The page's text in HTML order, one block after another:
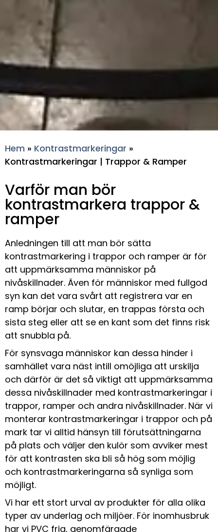
Hem » Kontrastmarkeringar »
Kontrastmarkeringar | Trappor & Ramper
Varför man bör
kontrastmarkera trappor &
ramper
Anledningen till att man bör sätta
kontrastmarkering i trappor och ramper är för
att uppmärksamma människor på
nivåskillnader. Även för människor med fullgod
syn kan det vara svårt att registrera var en
ramp börjar och slutar, en trappas första och
sista steg eller att se en kant som det finns risk
att snubbla på.
För synsvaga människor kan dessa hinder i
samhället vara näst intill omöjliga att urskilja
och därför är det så viktigt att uppmärksamma
dessa nivåskillnader med kontrastmarkeringar i
trappor, ramper och andra nivåskillnader. När vi
monterar kontrastmarkeringar i trappor och på
mark tar vi alltid hänsyn till förutsättningarna
på plats och väljer den kulör som avviker mest
för att kontrasten ska bli så hög som möjlig
och kontrastmarkeringarna så synliga som
möjligt.
Vi har ett stort urval av produkter för alla olika
typer av underlag och miljöer. För inomhusbruk
har vi PVC fria, genomfärgade